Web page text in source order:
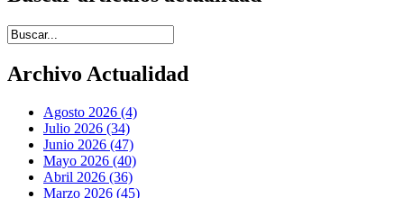
Introduce términos de búsqueda
Archivo Actualidad
Agosto 2026 (4)
Julio 2026 (34)
Junio 2026 (47)
Mayo 2026 (40)
Abril 2026 (36)
Marzo 2026 (45)